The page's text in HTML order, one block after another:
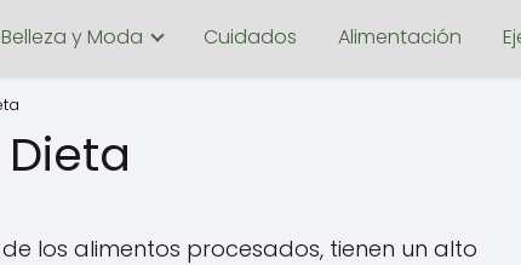
Belleza y Moda Cuidados Alimentación
los alimentos procesados, tienen un alto